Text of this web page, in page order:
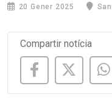
20 Gener 2025
Compartir notícia